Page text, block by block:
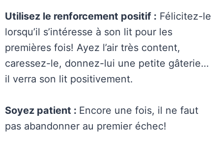
Utilisez le renforcement positif : Félicitez-le
lorsqu’il s’intéresse à son lit pour les
premières fois! Ayez l’air très content,
caressez-le, donnez-lui une petite gâterie…
il verra son lit positivement.
Soyez patient : Encore une fois, il ne faut
pas abandonner au premier échec!